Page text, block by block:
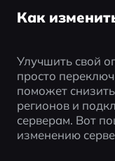
Как
Улучшить свой
просто
поможет
регионов и
серверам. Вот
изменению